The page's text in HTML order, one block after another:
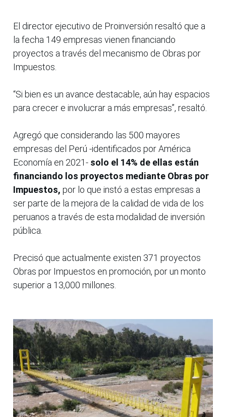
El director ejecutivo de Proinversión resaltó que a
la fecha 149 empresas vienen financiando
proyectos a través del mecanismo de Obras por
Impuestos.
“Si bien es un avance destacable, aún hay espacios
para crecer e involucrar a más empresas”, resaltó.
Agregó que considerando las 500 mayores
empresas del Perú -identificados por América
Economía en 2021- solo el 14% de ellas están
financiando los proyectos mediante Obras por
Impuestos, por lo que instó a estas empresas a
ser parte de la mejora de la calidad de vida de los
peruanos a través de esta modalidad de inversión
pública.
Precisó que actualmente existen 371 proyectos
Obras por Impuestos en promoción, por un monto
superior a 13,000 millones.